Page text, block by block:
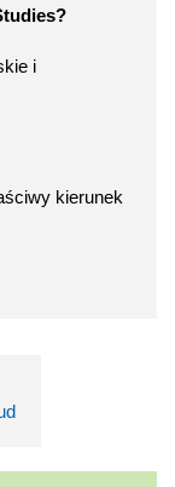
i
kierunek